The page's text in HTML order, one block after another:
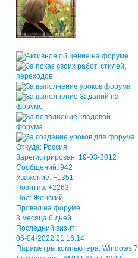
Откуда:Россия
Зарегистрирован: 19-03-2012
Сообщений:942
Уважение: +1351
Позитив: +2263
Пол:Женский
Провел на форуме:
3 месяца 6 дней
Последний визит:
06-04-2022 21:16:14
Параметры компьютера:Windows 7